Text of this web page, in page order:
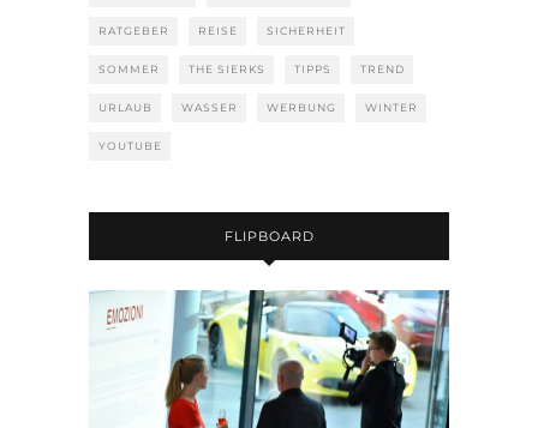
RATGEBER REISE SICHERHEIT
SOMMER THE SIERKS TIPPS TREND
URLAUB WASSER WERBUNG WINTER
YOUTUBE
FLIPBOARD